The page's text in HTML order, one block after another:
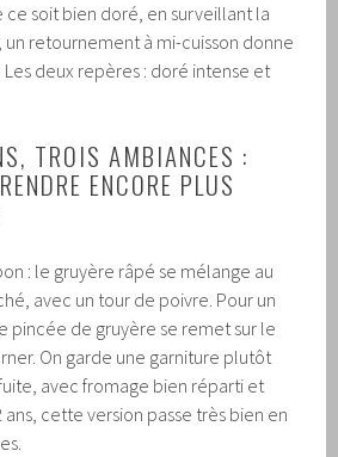
ce soit bien doré, en surveillant la
retournement à mi-cuisson donne
deux repères : doré intense et
TROIS AMBIANCES :
ENCORE PLUS
: le gruyère râpé se mélange au
avec un tour de poivre. Pour un
pincée de gruyère se remet sur le
On garde une garniture plutôt
avec fromage bien réparti et
ans, cette version passe très bien en